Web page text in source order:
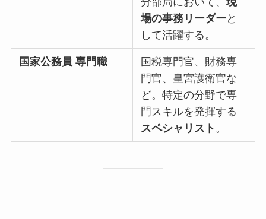
場の事務リーダー と
して活躍する。
国家公務員 専門職
国税専門官、財務専
門官、皇宮護衛官な
ど。特定の分野で専
門スキルを発揮する
スペシャリスト 。